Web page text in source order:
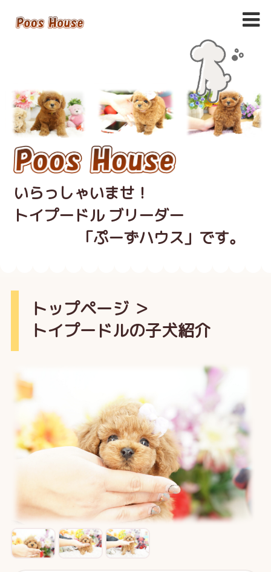
いらっしゃいませ！
トイプードル ブリーダー
「ぷーずハウス」です。
トップページ＞
トイプードルの子犬紹介